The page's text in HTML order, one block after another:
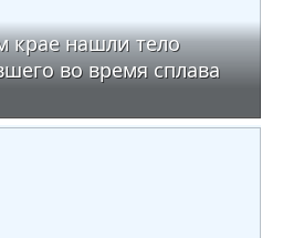
крае нашли тело
во время сплава